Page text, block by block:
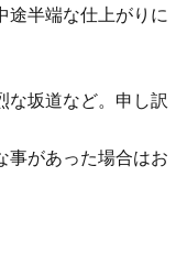
途半端な仕上がりに
な坂道など。申し訳
事があった場合はお